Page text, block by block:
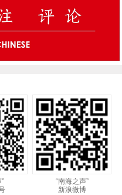
“南海之声”
新浪微博